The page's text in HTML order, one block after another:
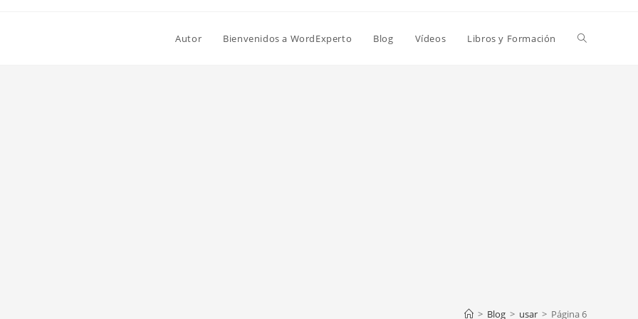
Autor Bienvenidos a WordExperto Blog Vídeos Libros y Formación Alternar
> Blog > usar > Página 6